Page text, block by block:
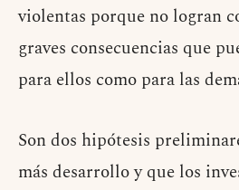
violentas porque no logran
graves consecuencias que
para ellos como para las
Son dos hipótesis
más desarrollo y que los